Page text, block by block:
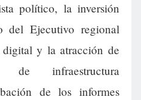
político, la inversión
del Ejecutivo regional
y la atracción de
de infraestructura
de los informes